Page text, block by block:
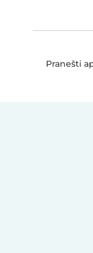
Pranešti